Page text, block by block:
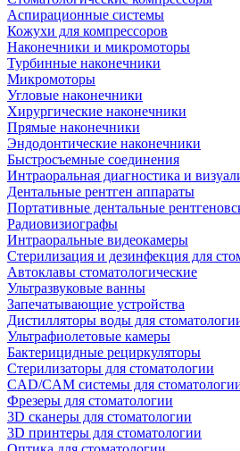
Аспирационные системы
Кожухи для компрессоров
Наконечники и микромоторы
Турбинные наконечники
Микромоторы
Угловые наконечники
Хирургические наконечники
Прямые наконечники
Эндодонтические наконечники
Быстросъемные соединения
Интраоральная диагностика и
Дентальные рентген аппараты
Портативные дентальные
Радиовизиографы
Интраоральные видеокамеры
Стерилизация и дезинфекция для
Автоклавы стоматологические
Ультразвуковые ванны
Запечатывающие устройства
Дистилляторы воды для
Ультрафиолетовые камеры
Бактерицидные рециркуляторы
Стерилизаторы для стоматологии
CAD/CAM системы для
Фрезеры для стоматологии
3D cканеры для стоматологии
3D принтеры для стоматологии